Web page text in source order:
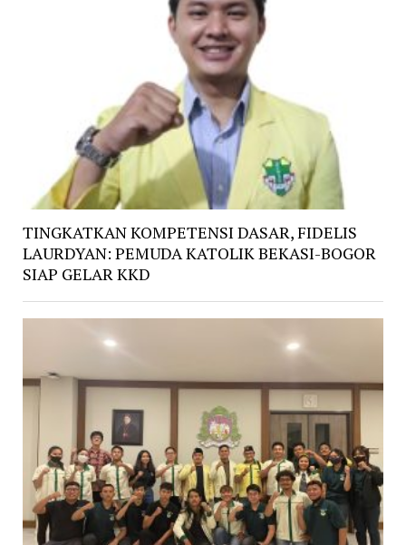
TINGKATKAN KOMPETENSI DASAR, FIDELIS
LAURDYAN: PEMUDA KATOLIK BEKASI-BOGOR
SIAP GELAR KKD